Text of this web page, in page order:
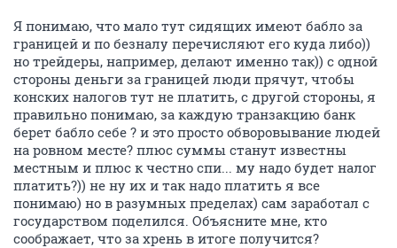
Я понимаю, что мало тут сидящих имеют бабло за
границей и по безналу перечисляют его куда либо))
но трейдеры, например, делают именно так)) с одной
стороны деньги за границей люди прячут, чтобы
конских налогов тут не платить, с другой стороны, я
правильно понимаю, за каждую транзакцию банк
берет бабло себе ? и это просто обворовывание людей
на ровном месте? плюс суммы станут известны
местным и плюс к честно спи... му надо будет налог
платить?)) не ну их и так надо платить я все
понимаю) но в разумных пределах) сам заработал с
государством поделился. Объясните мне, кто
соображает, что за хрень в итоге получится?